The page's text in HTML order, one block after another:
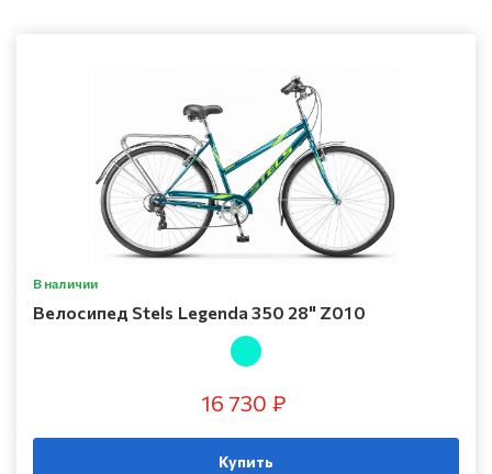
В наличии
Велосипед Stels Legenda 350 28" Z010
16 730 ₽
Купить